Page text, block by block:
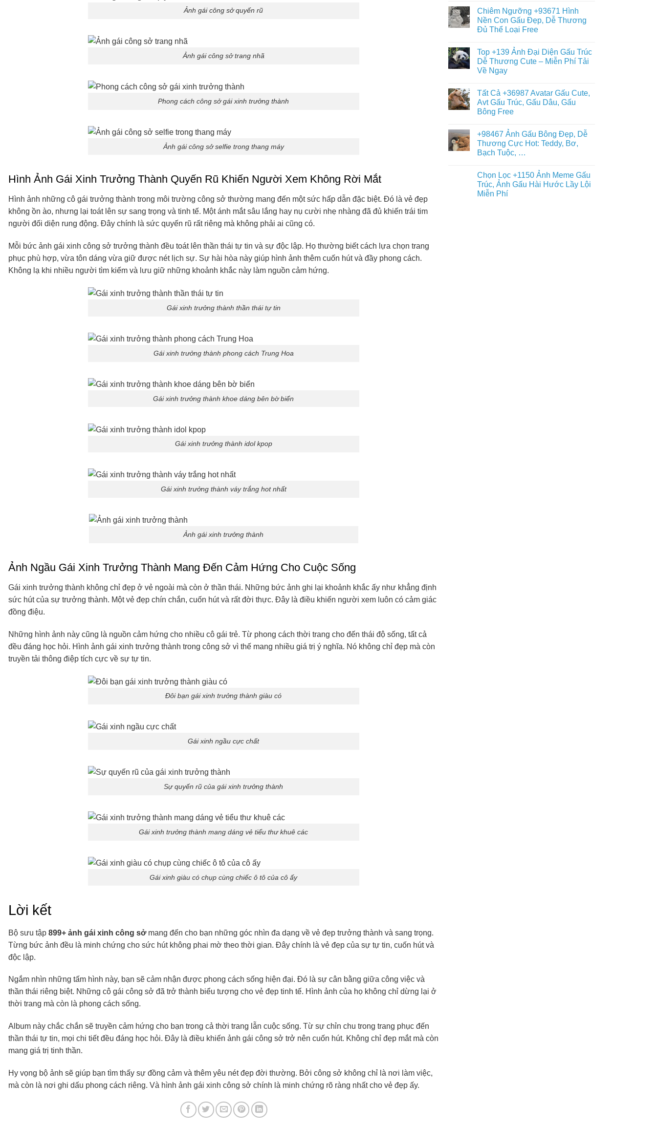
Ảnh gái công sở quyến rũ
Ảnh gái công sở trang nhã
Phong cách công sở gái xinh trưởng thành
Ảnh gái công sở selfie trong thang máy
Hình Ảnh Gái Xinh Trưởng Thành Quyến Rũ Khiến Người Xem Không Rời Mắt
Hình ảnh những cô gái trưởng thành trong môi trường công sở thường mang đến một sức hấp dẫn đặc biệt. Đó là vẻ đẹp
không ồn ào, nhưng lại toát lên sự sang trọng và tinh tế. Một ánh mắt sâu lắng hay nụ cười nhẹ nhàng đã đủ khiến trái tim
người đối diện rung động. Đây chính là sức quyến rũ rất riêng mà không phải ai cũng có.
Mỗi bức ảnh gái xinh công sở trưởng thành đều toát lên thần thái tự tin và sự độc lập. Họ thường biết cách lựa chọn trang
phục phù hợp, vừa tôn dáng vừa giữ được nét lịch sự. Sự hài hòa này giúp hình ảnh thêm cuốn hút và đầy phong cách.
Không lạ khi nhiều người tìm kiếm và lưu giữ những khoảnh khắc này làm nguồn cảm hứng.
Gái xinh trưởng thành thần thái tự tin
Gái xinh trưởng thành phong cách Trung Hoa
Gái xinh trưởng thành khoe dáng bên bờ biển
Gái xinh trưởng thành idol kpop
Gái xinh trưởng thành váy trắng hot nhất
Ảnh gái xinh trưởng thành
Ảnh Ngầu Gái Xinh Trưởng Thành Mang Đến Cảm Hứng Cho Cuộc Sống
Gái xinh trưởng thành không chỉ đẹp ở vẻ ngoài mà còn ở thần thái. Những bức ảnh ghi lại khoảnh khắc ấy như khẳng định
sức hút của sự trưởng thành. Một vẻ đẹp chín chắn, cuốn hút và rất đời thực. Đây là điều khiến người xem luôn có cảm giác
đồng điệu.
Những hình ảnh này cũng là nguồn cảm hứng cho nhiều cô gái trẻ. Từ phong cách thời trang cho đến thái độ sống, tất cả
đều đáng học hỏi. Hình ảnh gái xinh trưởng thành trong công sở vì thế mang nhiều giá trị ý nghĩa. Nó không chỉ đẹp mà còn
truyền tải thông điệp tích cực về sự tự tin.
Đôi bạn gái xinh trưởng thành giàu có
Gái xinh ngầu cực chất
Sự quyến rũ của gái xinh trưởng thành
Gái xinh trưởng thành mang dáng vẻ tiểu thư khuê các
Gái xinh giàu có chụp cùng chiếc ô tô của cô ấy
Lời kết
Bộ sưu tập 899+ ảnh gái xinh công sởmang đến cho bạn những góc nhìn đa dạng về vẻ đẹp trưởng thành và sang trọng.
Từng bức ảnh đều là minh chứng cho sức hút không phai mờ theo thời gian. Đây chính là vẻ đẹp của sự tự tin, cuốn hút và
độc lập.
Ngắm nhìn những tấm hình này, bạn sẽ cảm nhận được phong cách sống hiện đại. Đó là sự cân bằng giữa công việc và
thần thái riêng biệt. Những cô gái công sở đã trở thành biểu tượng cho vẻ đẹp tinh tế. Hình ảnh của họ không chỉ dừng lại ở
thời trang mà còn là phong cách sống.
Album này chắc chắn sẽ truyền cảm hứng cho bạn trong cả thời trang lẫn cuộc sống. Từ sự chỉn chu trong trang phục đến
thần thái tự tin, mọi chi tiết đều đáng học hỏi. Đây là điều khiến ảnh gái công sở trở nên cuốn hút. Không chỉ đẹp mắt mà còn
mang giá trị tinh thần.
Hy vọng bộ ảnh sẽ giúp bạn tìm thấy sự đồng cảm và thêm yêu nét đẹp đời thường. Bởi công sở không chỉ là nơi làm việc,
mà còn là nơi ghi dấu phong cách riêng. Và hình ảnh gái xinh công sở chính là minh chứng rõ ràng nhất cho vẻ đẹp ấy.
Và
Thỏ
Cony
Cute
Hình
Nền
Gấu
Trắng,
Gấu
Cute
–
ĐT,
bình
luận
ở
Album
Nền
Gấu
Trúc
Dễ
Thương,
Điện
Thoại,
PC
Chiêm Ngưỡng +93671 Hình
Nền Con Gấu Đẹp, Dễ Thương
Đủ Thể Loại Free
bình
luận
ở
Chiêm
Hình
Nền
Con
Gấu
Đẹp,
Đủ
Thể
Loại
Free
Top +139 Ảnh Đại Diện Gấu Trúc
Dễ Thương Cute – Miễn Phí Tải
Về Ngay
bình
luận
ở
Top
Đại
Diện
Gấu
Trúc
Dễ
–
Miễn
Phí
Tải
Tất Cả +36987 Avatar Gấu Cute,
Avt Gấu Trúc, Gấu Dâu, Gấu
Bông Free
bình
luận
ở
Tất
Avatar
Gấu
Cute,
Avt
Gấu
+98467 Ảnh Gấu Bông Đẹp, Dễ
Thương Cực Hot: Teddy, Bơ,
Bạch Tuộc, …
bình
luận
ở
+98467
Chọn Lọc +1150 Ảnh Meme Gấu
Trúc, Ảnh Gấu Hài Hước Lầy Lội
Miễn Phí